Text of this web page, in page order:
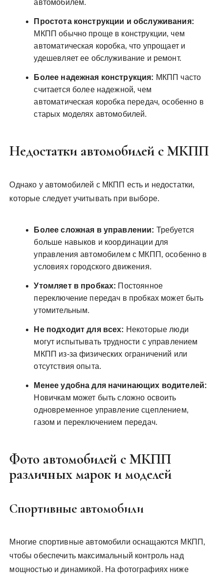
автомобилем.
Простота конструкции и обслуживания:
МКПП обычно проще в конструкции‚ чем
автоматическая коробка‚ что упрощает и
удешевляет ее обслуживание и ремонт.
Более надежная конструкция: МКПП часто
считается более надежной‚ чем
автоматическая коробка передач‚ особенно в
старых моделях автомобилей.
Недостатки автомобилей с МКПП
Однако у автомобилей с МКПП есть и недостатки‚
которые следует учитывать при выборе.
Более сложная в управлении: Требуется
больше навыков и координации для
управления автомобилем с МКПП‚ особенно в
условиях городского движения.
Утомляет в пробках: Постоянное
переключение передач в пробках может быть
утомительным.
Не подходит для всех: Некоторые люди
могут испытывать трудности с управлением
МКПП из-за физических ограничений или
отсутствия опыта.
Менее удобна для начинающих водителей:
Новичкам может быть сложно освоить
одновременное управление сцеплением‚
газом и переключением передач.
Фото автомобилей с МКПП
различных марок и моделей
Спортивные автомобили
Многие спортивные автомобили оснащаются МКПП‚
чтобы обеспечить максимальный контроль над
мощностью и динамикой. На фотографиях ниже